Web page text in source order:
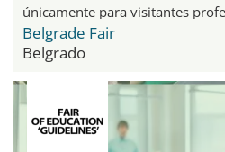
únicamente para visitantes
Belgrade Fair
Belgrado